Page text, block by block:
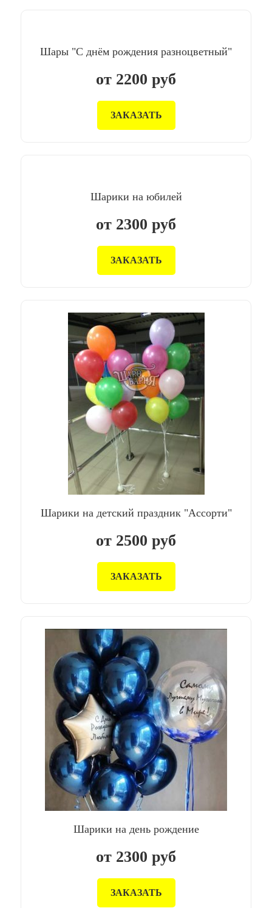
Шары "С днём рождения разноцветный"
от 2200 руб
ЗАКАЗАТЬ
Шарики на юбилей
от 2300 руб
ЗАКАЗАТЬ
Шарики на детский праздник "Ассорти"
от 2500 руб
ЗАКАЗАТЬ
Шарики на день рождение
от 2300 руб
ЗАКАЗАТЬ